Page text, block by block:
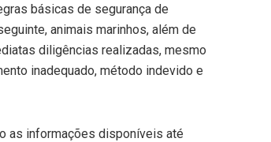
básicas de segurança de
animais marinhos, além de
diligências realizadas, mesmo
inadequado, método indevido e
as informações disponíveis até